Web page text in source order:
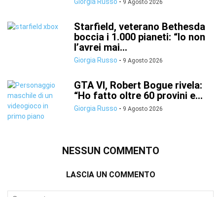
9 Agosto 2026
Starfield, veterano Bethesda
boccia i 1.000 pianeti: “Io non
l’avrei mai...
Giorgia Russo - 9 Agosto 2026
GTA VI, Robert Bogue rivela:
“Ho fatto oltre 60 provini e...
Giorgia Russo - 9 Agosto 2026
NESSUN COMMENTO
LASCIA UN COMMENTO